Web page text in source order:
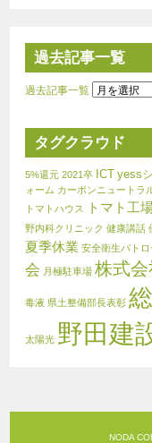
過去記事一覧
過去記事一覧
タグクラウド
5%還元 2021卒 ICT yess
ォーム カーボンニュートラ
トマトハウス
トマト工
野内科クリニック 健康講話
夏季休業 安全衛生パト
会 月極駐車場 株式
毒液 県土整備部長表彰
太陽光 野田建
NODA